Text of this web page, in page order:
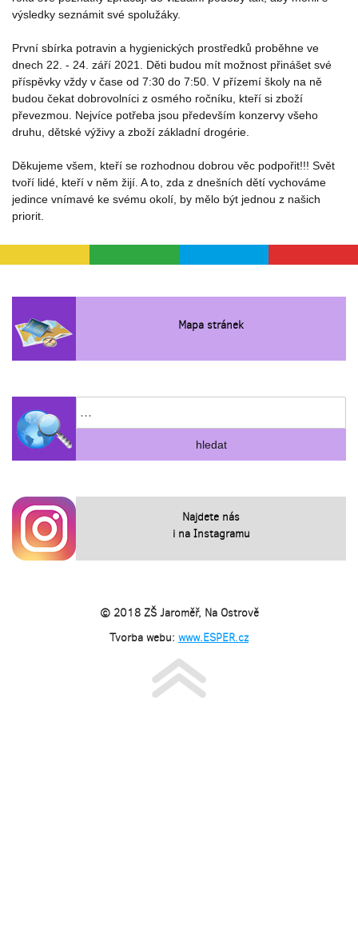
výsledky seznámit své spolužáky.
První sbírka potravin a hygienických prostředků proběhne ve
dnech 22. - 24. září 2021. Děti budou mít možnost přinášet své
příspěvky vždy v čase od 7:30 do 7:50. V přízemí školy na ně
budou čekat dobrovolníci z osmého ročníku, kteří si zboží
převezmou. Nejvíce potřeba jsou především konzervy všeho
druhu, dětské výživy a zboží základní drogérie.
Děkujeme všem, kteří se rozhodnou dobrou věc podpořit!!! Svět
tvoří lidé, kteří v něm žijí. A to, zda z dnešních dětí vychováme
jedince vnímavé ke svému okolí, by mělo být jednou z našich
priorit.
Mapa stránek
Najdete nás
i na Instagramu
© 2018 ZŠ Jaroměř, Na Ostrově
Tvorba webu: www.ESPER.cz